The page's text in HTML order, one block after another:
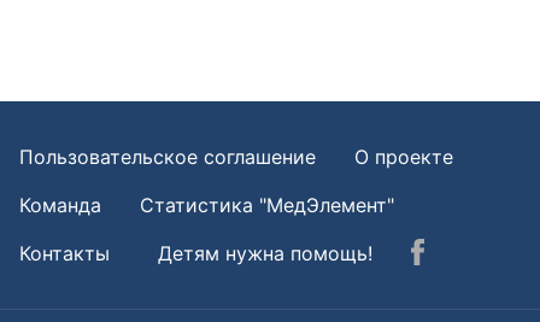
Пользовательское соглашение
О проекте
Команда
Статистика "МедЭлемент"
Контакты
Детям нужна помощь!